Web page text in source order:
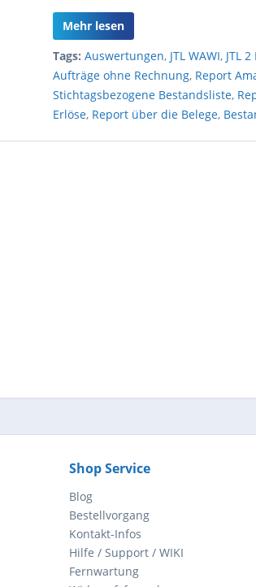
Mehr lesen
Tags: Auswertungen, JTL WAWI, JTL 2
Aufträge ohne Rechnung, Report
Stichtagsbezogene Bestandsliste,
Erlöse, Report über die Belege,
Shop Service
Blog
Bestellvorgang
Kontakt-Infos
Hilfe / Support / WIKI
Fernwartung